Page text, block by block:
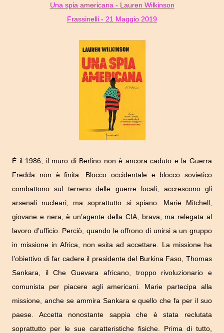
Una spia americana - Lauren Wilkinson
Frassinelli - 21 Maggio 2019
È il 1986, il muro di Berlino non è ancora caduto e la Guerra
Fredda non è finita. Blocco occidentale e blocco sovietico
combattono sul terreno delle guerre locali, accrescono gli
arsenali nucleari, ma soprattutto si spiano. Marie Mitchell,
giovane e nera, è un’agente della CIA, brava, ma relegata al
lavoro d’ufficio. Perciò, quando le offrono di unirsi a un gruppo
in missione in Africa, non esita ad accettare. La missione ha
l’obiettivo di far cadere il presidente del Burkina Faso, Thomas
Sankara, il Che Guevara africano, troppo rivoluzionario e
comunista per piacere agli americani. Marie partecipa alla
missione, anche se ammira Sankara e quello che fa per il suo
paese. Accetta nonostante sappia che è stata reclutata
soprattutto per le sue caratteristiche fisiche. Prima di tutto,